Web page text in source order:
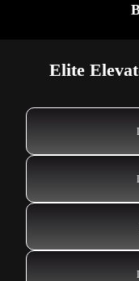
Elite